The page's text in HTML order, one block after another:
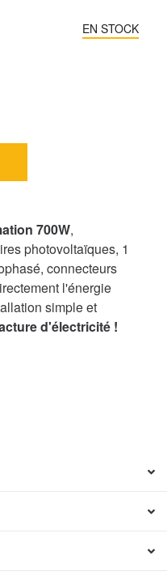
EN STOCK
700W,
photovoltaïques, 1
connecteurs
l'énergie
simple et
d'électricité !